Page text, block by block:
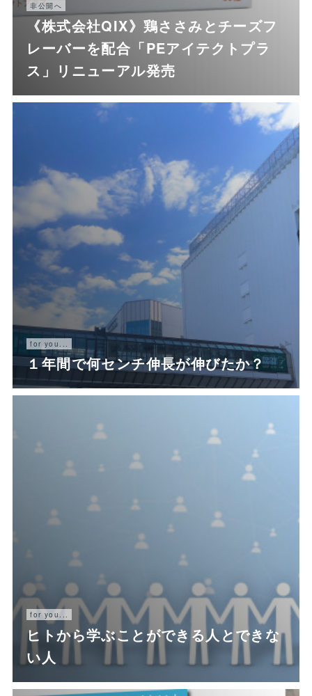
非公開へ
《株式会社QIX》鶏ささみとチーズフ
レーバーを配合「PEアイテクトプラ
ス」リニューアル発売
for you...
１年間で何センチ伸長が伸びたか？
for you...
ヒトから学ぶことができる人とできな
い人